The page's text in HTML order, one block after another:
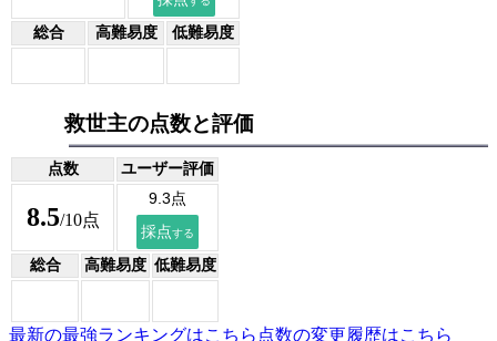
総合 高難易度 低難易度
救世主の点数と評価
点数 ユーザー評価
8.5/10点
総合 高難易度 低難易度
最新の最強ランキングはこちら 点数の変更履歴はこちら